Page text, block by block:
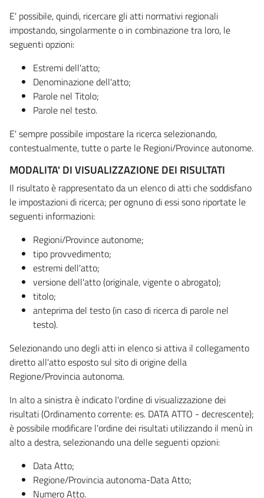
E' possibile, quindi, ricercare gli atti normativi regionali
impostando, singolarmente o in combinazione tra loro, le
seguenti opzioni:
Estremi dell'atto;
Denominazione dell'atto;
Parole nel Titolo;
Parole nel testo.
E' sempre possibile impostare la ricerca selezionando,
contestualmente, tutte o parte le Regioni/Province autonome.
MODALITA' DI VISUALIZZAZIONE DEI RISULTATI
Il risultato è rappresentato da un elenco di atti che soddisfano
le impostazioni di ricerca; per ognuno di essi sono riportate le
seguenti informazioni:
Regioni/Province autonome;
tipo provvedimento;
estremi dell'atto;
versione dell'atto (originale, vigente o abrogato);
titolo;
anteprima del testo (in caso di ricerca di parole nel
testo).
Selezionando uno degli atti in elenco si attiva il collegamento
diretto all'atto esposto sul sito di origine della
Regione/Provincia autonoma.
In alto a sinistra è indicato l'ordine di visualizzazione dei
risultati (Ordinamento corrente: es. DATA ATTO - decrescente);
è possibile modificare l'ordine dei risultati utilizzando il menù in
alto a destra, selezionando una delle seguenti opzioni:
Data Atto;
Regione/Provincia autonoma-Data Atto;
Numero Atto.